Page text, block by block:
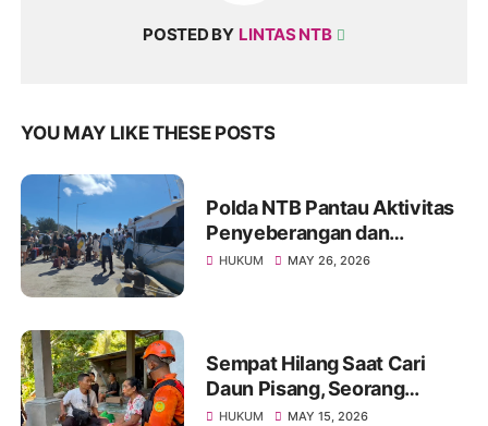
POSTED BY LINTAS NTB
YOU MAY LIKE THESE POSTS
Polda NTB Pantau Aktivitas
Penyeberangan dan
Penginapan
HUKUM MAY 26, 2026
Sempat Hilang Saat Cari
Daun Pisang, Seorang
Wanita Ditemukan Selamat
HUKUM MAY 15, 2026